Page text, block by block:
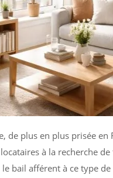
de plus en plus prisée
à la recherche
bail afférent à ce type